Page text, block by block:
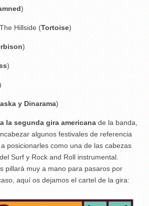
)
Hillside (Tortoise)
)
)
y Dinarama)
la segunda gira americana de la banda,
algunos festivales de referencia
posicionarles como una de las cabezas
Surf y Rock and Roll instrumental.
pillará muy a mano para pasaros por
aquí os dejamos el cartel de la gira: